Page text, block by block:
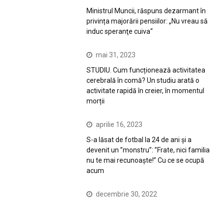
Ministrul Muncii, răspuns dezarmant în
privința majorării pensiilor: „Nu vreau să
induc speranţe cuiva“
mai 31, 2023
STUDIU. Cum funcționează activitatea
cerebrală în comă? Un studiu arată o
activitate rapidă în creier, în momentul
morții
aprilie 16, 2023
S-a lăsat de fotbal la 24 de ani și a
devenit un ”monstru”: ”Frate, nici familia
nu te mai recunoaște!” Cu ce se ocupă
acum
decembrie 30, 2022